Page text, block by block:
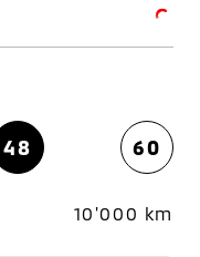
48 60
10'000 km